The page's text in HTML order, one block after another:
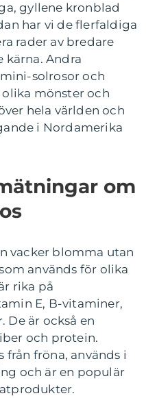
gyllene kronblad
har vi de flerfaldiga
rader av bredare
kärna. Andra
solrosor och
mönster och
hela världen och
i Nordamerika
om
vacker blomma utan
används för olika
rika på
E, B-vitaminer,
De är också en
och protein.
från fröna, används i
och är en populär